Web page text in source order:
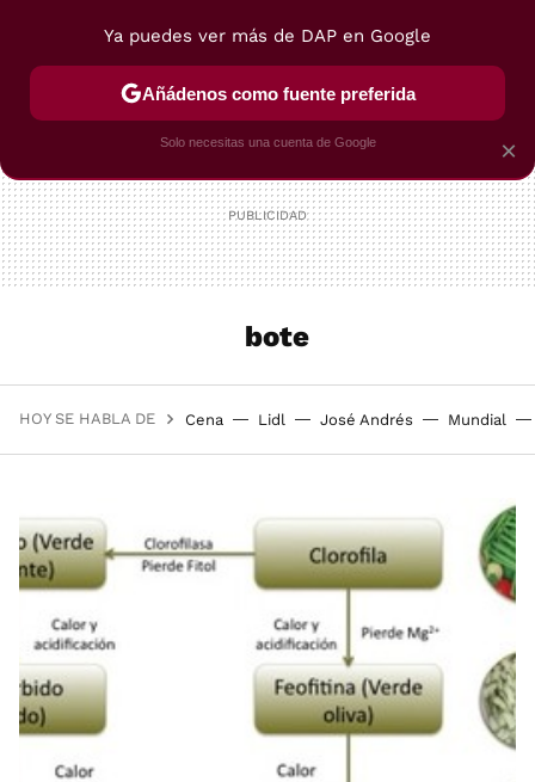
POSTRES VIAJES SELECCIÓN VEGUI
bote
HOY SE HABLA DE Cena Lidl José Andrés Mundial
×
Ya puedes ver más de DAP en Google
Añádenos como fuente preferida
Solo necesitas una cuenta de Google